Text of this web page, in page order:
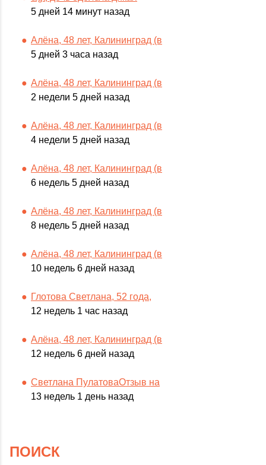
5 дней 14 минут назад
Алёна, 48 лет, Калининград (в
5 дней 3 часа назад
Алёна, 48 лет, Калининград (в
2 недели 5 дней назад
Алёна, 48 лет, Калининград (в
4 недели 5 дней назад
Алёна, 48 лет, Калининград (в
6 недель 5 дней назад
Алёна, 48 лет, Калининград (в
8 недель 5 дней назад
Алёна, 48 лет, Калининград (в
10 недель 6 дней назад
Глотова Светлана, 52 года,
12 недель 1 час назад
Алёна, 48 лет, Калининград (в
12 недель 6 дней назад
Светлана ПулатоваОтзыв на
13 недель 1 день назад
ПОИСК